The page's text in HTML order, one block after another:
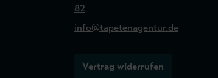
82
info@tapetenagentur.de
Vertrag widerrufen